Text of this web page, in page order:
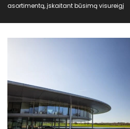
asortimentą, įskaitant būsimą visureigį